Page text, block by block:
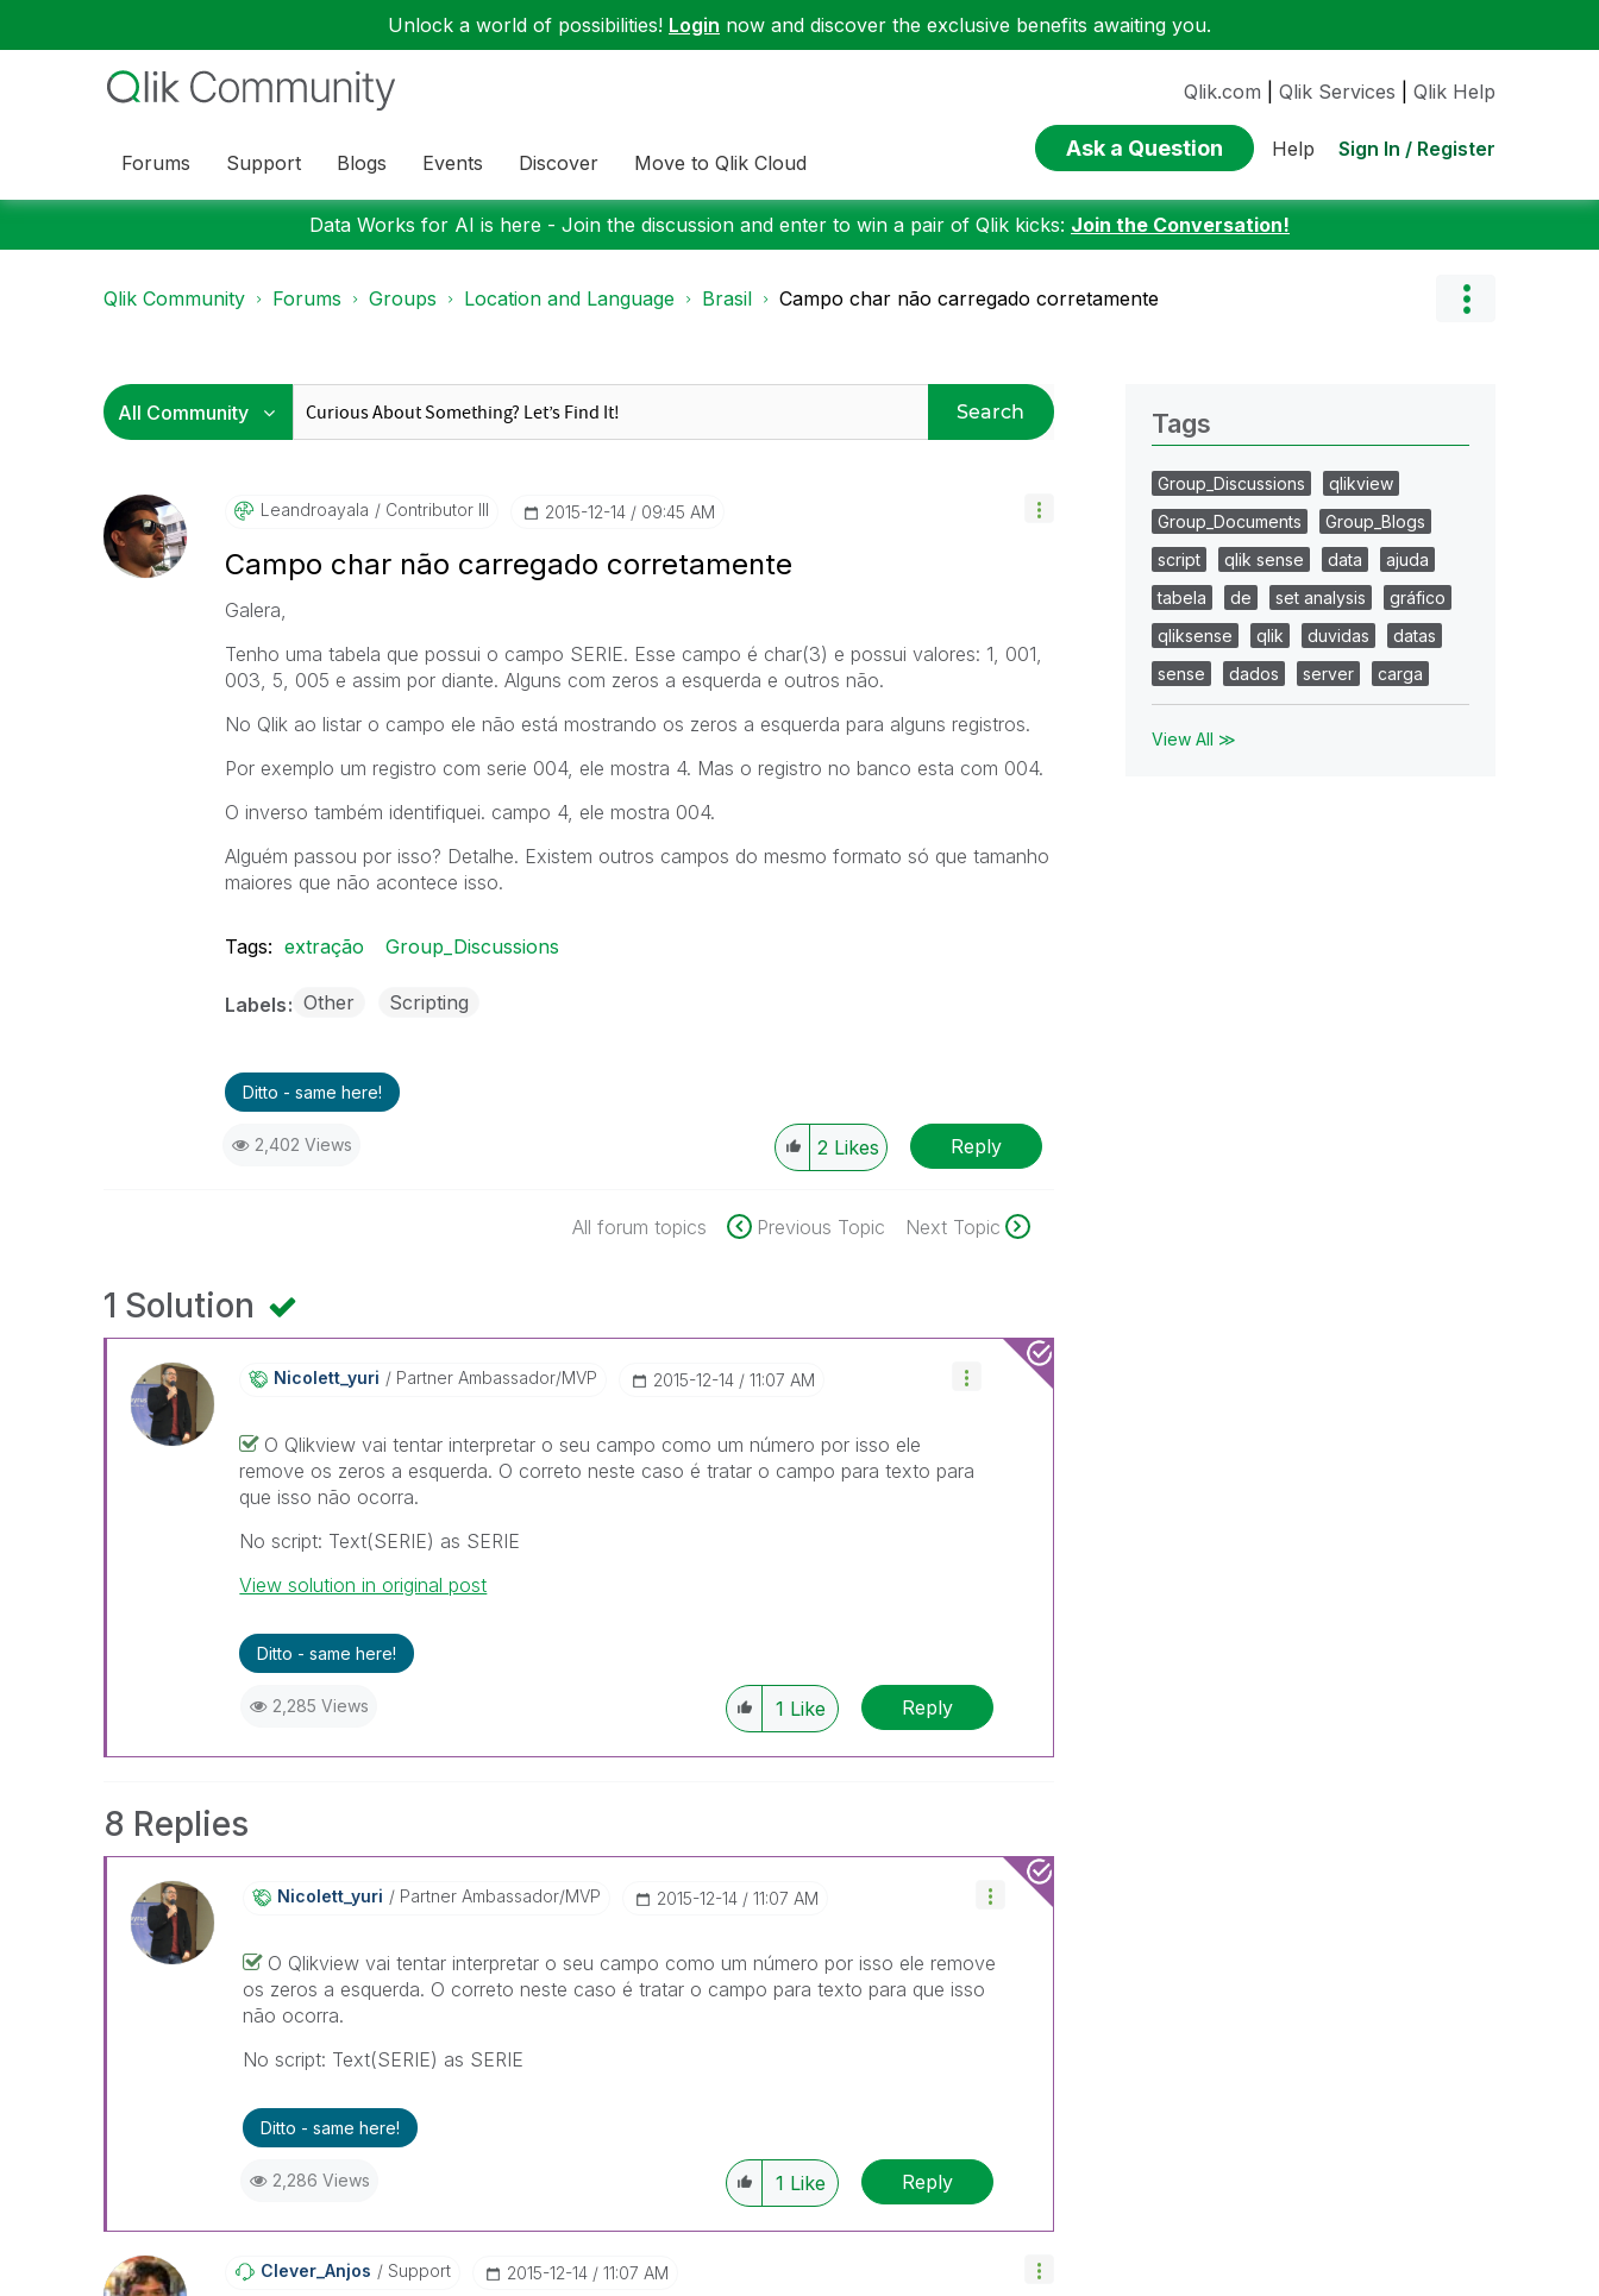
Unlock a world of possibilities! Login now and discover the exclusive benefits awaiting you.
Forums Support Blogs Events Discover Move to Qlik Cloud
Qlik.com Qlik Services Qlik Help
Ask a Question Help Sign In / Register
Data Works for AI is here - Join the discussion and enter to win a pair of Qlik kicks: Join the Conversation!
Qlik Community Forums Groups Location and Language Brasil Campo char não carregado corretamente
Search
Leandroayala Contributor III ‎2015-12-14 09:45 AM
Campo char não carregado corretamente
Galera,
Tenho uma tabela que possui o campo SERIE. Esse campo é char(3) e possui valores: 1, 001,
003, 5, 005 e assim por diante. Alguns com zeros a esquerda e outros não.
No Qlik ao listar o campo ele não está mostrando os zeros a esquerda para alguns registros.
Por exemplo um registro com serie 004, ele mostra 4. Mas o registro no banco esta com 004.
O inverso também identifiquei. campo 4, ele mostra 004.
Alguém passou por isso? Detalhe. Existem outros campos do mesmo formato só que tamanho
maiores que não acontece isso.
Tags: extração Group_Discussions
Labels Other Scripting
Ditto - same here!
2,402 Views 2 Likes Reply
All forum topics Previous Topic Next Topic
1 Solution
Nicolett_yuri Partner Ambassador/MVP ‎2015-12-14 11:07 AM
O Qlikview vai tentar interpretar o seu campo como um número por isso ele
remove os zeros a esquerda. O correto neste caso é tratar o campo para texto para
que isso não ocorra.
No script: Text(SERIE) as SERIE
View solution in original post
Ditto - same here!
2,285 Views 1 Like Reply
8 Replies
Nicolett_yuri Partner Ambassador/MVP ‎2015-12-14 11:07 AM
O Qlikview vai tentar interpretar o seu campo como um número por isso ele remove
os zeros a esquerda. O correto neste caso é tratar o campo para texto para que isso
não ocorra.
No script: Text(SERIE) as SERIE
Ditto - same here!
2,286 Views 1 Like Reply
Clever_Anjos Support ‎2015-12-14 11:07 AM
Tags
Group_Discussions
qlikview
Group_Documents
Group_Blogs
script
qlik sense data
ajuda
tabela
de set analysis
gráfico
qliksense
qlik duvidas
datas
sense
dados server carga
View All ≫